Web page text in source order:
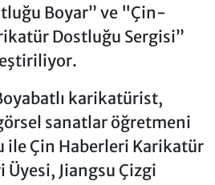
Boyar” ve "Çin-
Dostluğu Sergisi”
karikatürist,
sanatlar öğretmeni
ile Çin Haberleri Karikatür
Üyesi, Jiangsu Çizgi